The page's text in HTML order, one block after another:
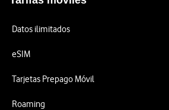
Datos ilimitados
eSIM
Tarjetas Prepago Móvil
Roaming